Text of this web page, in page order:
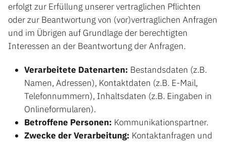
erfolgt zur Erfüllung unserer vertraglichen Pflichten
oder zur Beantwortung von (vor)vertraglichen Anfragen
und im Übrigen auf Grundlage der berechtigten
Interessen an der Beantwortung der Anfragen.
Verarbeitete Datenarten: Bestandsdaten (z.B.
Namen, Adressen), Kontaktdaten (z.B. E-Mail,
Telefonnummern), Inhaltsdaten (z.B. Eingaben in
Onlineformularen).
Betroffene Personen: Kommunikationspartner.
Zwecke der Verarbeitung: Kontaktanfragen und